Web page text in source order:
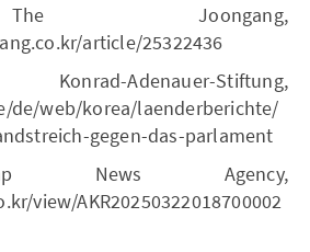
Joongang,
article/25322436
Stiftung,
de/web/korea/laenderberichte/
gegen-das-parlament
News Agency,
view/AKR20250322018700002